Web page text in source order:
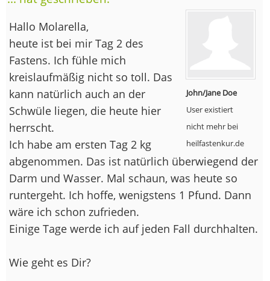
John/Jane Doe
User existiert
nicht mehr bei
heilfastenkur.de
Hallo Molarella,
heute ist bei mir Tag 2 des
Fastens. Ich fühle mich
kreislaufmäßig nicht so toll. Das
kann natürlich auch an der
Schwüle liegen, die heute hier
herrscht.
Ich habe am ersten Tag 2 kg
abgenommen. Das ist natürlich überwiegend der
Darm und Wasser. Mal schaun, was heute so
runtergeht. Ich hoffe, wenigstens 1 Pfund. Dann
wäre ich schon zufrieden.
Einige Tage werde ich auf jeden Fall durchhalten.
Wie geht es Dir?